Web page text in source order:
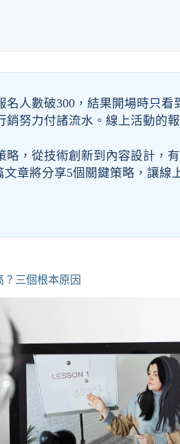
名人數破300，結果開場時只看
銷努力付諸流水。線上活動的
略，從技術創新到內容設計，
文章將分享5個關鍵策略，讓線
三個根本原因